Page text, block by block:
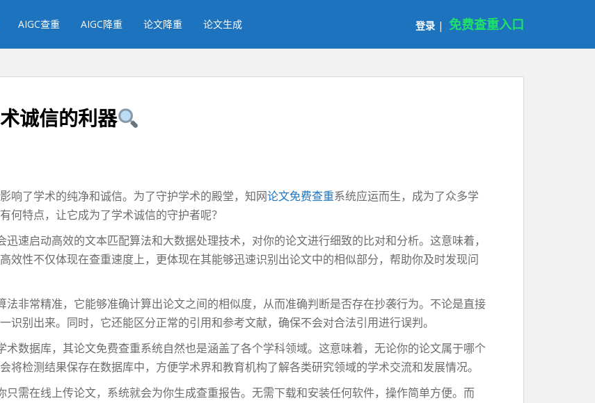
AIGC查重 AIGC降重 论文降重 论文生成 登录 | 免费查重入口
诚信的利器
响了学术的纯净和诚信。为了守护学术的殿堂，知网论文免费查重系统应运而生，成为了众多学
何特点，让它成为了学术诚信的守护者呢？
速启动高效的文本匹配算法和大数据处理技术，对你的论文进行细致的比对和分析。这意味着，
效性不仅体现在查重速度上，更体现在其能够迅速识别出论文中的相似部分，帮助你及时发现问
法非常精准，它能够准确计算出论文之间的相似度，从而准确判断是否存在抄袭行为。不论是直接
识别出来。同时，它还能区分正常的引用和参考文献，确保不会对合法引用进行误判。
术数据库，其论文免费查重系统自然也是涵盖了各个学科领域。这意味着，无论你的论文属于哪个
将检测结果保存在数据库中，方便学术界和教育机构了解各类研究领域的学术交流和发展情况。
只需在线上传论文，系统就会为你生成查重报告。无需下载和安装任何软件，操作简单方便。而